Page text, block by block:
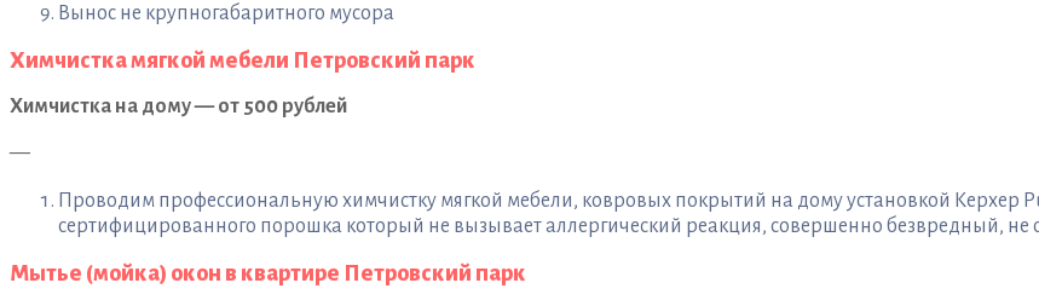
Вынос не крупногабаритного мусора
Химчистка мягкой мебели Петровский парк
Химчистка на дому — от 500 рублей
—
Проводим профессиональную химчистку мягкой мебели, ковровых покрытий на дому установкой Керхер
сертифицированного порошка который не вызывает аллергический реакция, совершенно безвредный, не
Мытье (мойка) окон в квартире Петровский парк